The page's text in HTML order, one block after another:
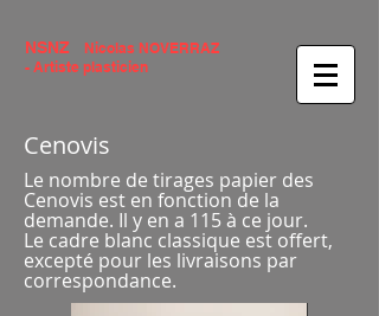
NSNZ
Nicolas NOVERRAZ
- Artiste plasticien
Cenovis
Le nombre de tirages papier des
Cenovis est en fonction de la
demande. Il y en a 115 à ce jour.
Le cadre blanc classique est offert,
excepté pour les livraisons par
correspondance.